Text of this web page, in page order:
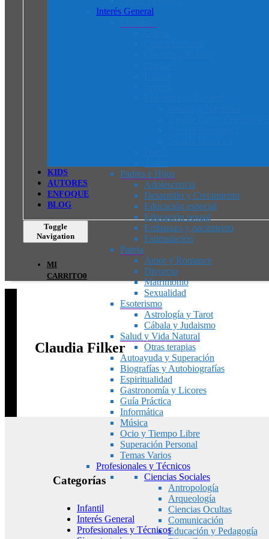
Interés General
Padres e Hijos
Adolescencia
Desarrollo y Crecimiento
Educación especial
Educación sexual
Embarazo y nacimiento
Estimulación
Pareja
Amor y Romance
Divorcio
Matrimonio
Sexualidad
Esoterismo
Astrología y Tarot
Cábala y Judaismo
Salud y Vida Natural
Otras terapias
Autoayuda y Superación
Biografías y Autobiografías
Espiritualidad
Gastronomía y Licores
Guía Práctica
Informática
Música
Ocio y Tiempo Libre
Superación Personal
Temas Varios
Profesionales y Técnicos
Ciencias Sociales
Antropología
Arqueología
Ciencias Ocultas
Comunicación
Educación y Pedagogía
KIDS
AUTORES
ENFOQUE
BLOG
Toggle
Navigation
MI
CARRITO0
Claudia Filker
Categorías
Infantil
Interés General
Profesionales y Técnicos